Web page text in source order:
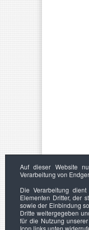
Auf dieser Website
Verarbeitung von
Die Verarbeitung
Elementen Dritter, der
sowie der Einbindung
Dritte weitergegeben
für die Nutzung
Icon links unten